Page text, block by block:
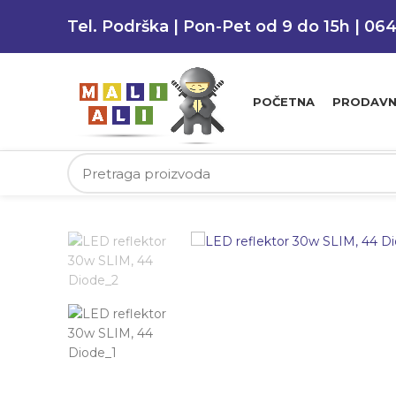
Tel. Podrška | Pon-Pet od 9 do 15h |
POČETNA